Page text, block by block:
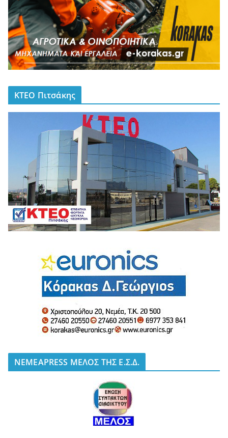
ΚΤΕΟ Πιτσάκης
NEMEAPRESS ΜΕΛΟΣ ΤΗΣ Ε.Σ.Δ.